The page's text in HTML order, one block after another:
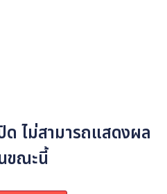
ไม่สามารถแสดงผล
ขณะนี้